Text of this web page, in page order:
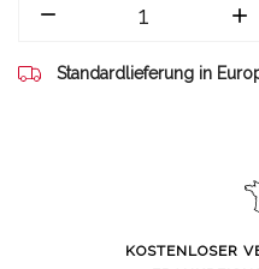
Standardlieferung in
KOSTENLOSER